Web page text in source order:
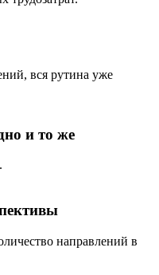
вся рутина уже
и то же
направлений в